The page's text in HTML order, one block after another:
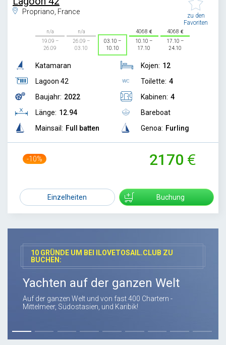
Propriano, France
zu den
Favoriten
n/a
19.09 –
26.09
n/a
26.09 –
03.10
03.10 –
10.10
4068
10.10 –
17.10
4068
17.10 –
24.10
Katamaran
Lagoon 42
Baujahr: 2022
Länge: 12.94
Mainsail: Full batten
Kojen: 12
Toilette: 4
Kabinen: 4
Bareboat
Genoa: Furling
-10% 2170
Einzelheiten Buchung
10 GRÜNDE UM BEI ILOVETOSAIL.CLUB ZU
BUCHEN:
Yachten auf der ganzen Welt
Auf der ganzen Welt und von fast 400 Chartern -
Mittelmeer, Südostasien, und Karibik!